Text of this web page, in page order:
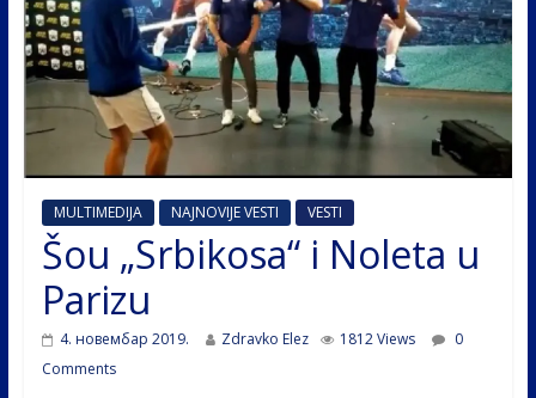
MULTIMEDIJA NAJNOVIJE VESTI VESTI
Šou „Srbikosa“ i Noleta u
Parizu
4. новембар 2019. Zdravko Elez 1812 Views
0
Comments